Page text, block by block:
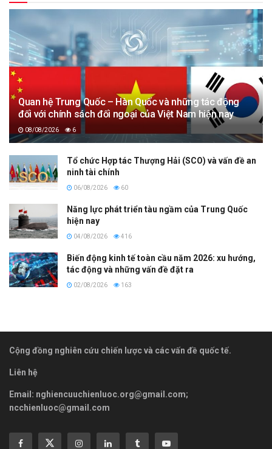
Quan hệ Trung Quốc – Hàn Quốc và những tác động
đối với chính sách đối ngoại của Việt Nam hiện nay
08/08/2026 6
Tổ chức Hợp tác Thượng Hải (SCO) và vấn đề an
ninh tài chính
06/08/2026 60
Năng lực phát triển tàu ngầm của Trung Quốc
hiện nay
04/08/2026 416
Biến động kinh tế toàn cầu năm 2026: xu hướng,
tác động và những vấn đề đặt ra
02/08/2026 163
Cộng đồng nghiên cứu chiến lược và các vấn đề quốc tế.
Liên hệ
Email: nghiencuuchienluoc.org@gmail.com;
ncchienluoc@gmail.com